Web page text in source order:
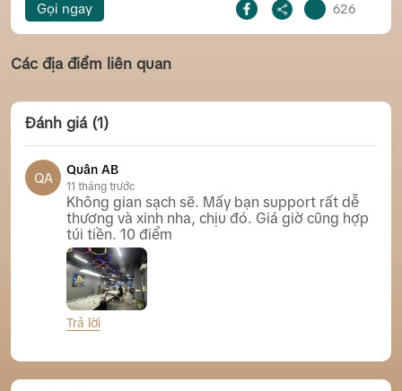
Gọi ngay 626
Các địa điểm liên quan
Đánh giá (1)
QA
Quân AB
11 tháng trước
Không gian sạch sẽ. Mấy bạn support rất dễ
thương và xinh nha, chịu đó. Giá giờ cũng hợp
túi tiền. 10 điểm
Trả lời